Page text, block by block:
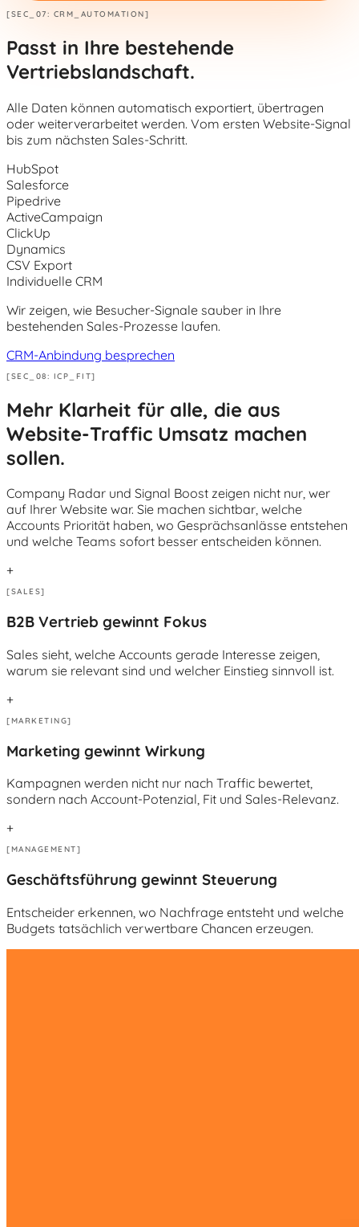
[SEC_07: CRM_AUTOMATION]
Passt in Ihre bestehende
Vertriebslandschaft.
Alle Daten können automatisch exportiert, übertragen
oder weiterverarbeitet werden. Vom ersten Website-Signal
bis zum nächsten Sales-Schritt.
HubSpot
Salesforce
Pipedrive
ActiveCampaign
ClickUp
Dynamics
CSV Export
Individuelle CRM
Wir zeigen, wie Besucher-Signale sauber in Ihre
bestehenden Sales-Prozesse laufen.
CRM-Anbindung besprechen
[SEC_08: ICP_FIT]
Mehr Klarheit für alle, die aus
Website-Traffic Umsatz machen
sollen.
Company Radar und Signal Boost zeigen nicht nur, wer
auf Ihrer Website war. Sie machen sichtbar, welche
Accounts Priorität haben, wo Gesprächsanlässe entstehen
und welche Teams sofort besser entscheiden können.
+
[SALES]
B2B Vertrieb gewinnt Fokus
Sales sieht, welche Accounts gerade Interesse zeigen,
warum sie relevant sind und welcher Einstieg sinnvoll ist.
+
[MARKETING]
Marketing gewinnt Wirkung
Kampagnen werden nicht nur nach Traffic bewertet,
sondern nach Account-Potenzial, Fit und Sales-Relevanz.
+
[MANAGEMENT]
Geschäftsführung gewinnt Steuerung
Entscheider erkennen, wo Nachfrage entsteht und welche
Budgets tatsächlich verwertbare Chancen erzeugen.